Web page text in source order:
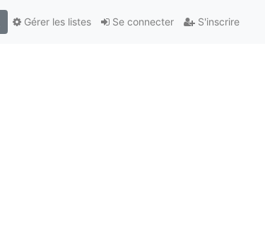
Se connecter S'inscrire
Gérer les listes